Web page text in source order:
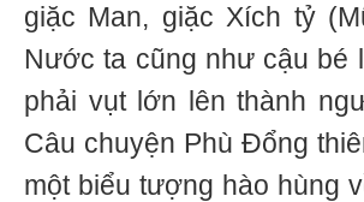
giặc Man, giặc Xích tỷ
Nước ta cũng như cậu bé
phải vụt lớn lên thành
Câu chuyện Phù Đổng
một biểu tượng hào hùng